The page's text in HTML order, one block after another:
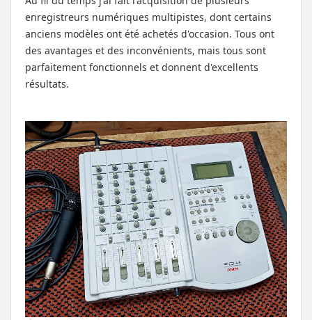
enregistreurs numériques multipistes, dont certains
anciens modèles ont été achetés d'occasion. Tous ont
des avantages et des inconvénients, mais tous sont
parfaitement fonctionnels et donnent d'excellents
résultats.